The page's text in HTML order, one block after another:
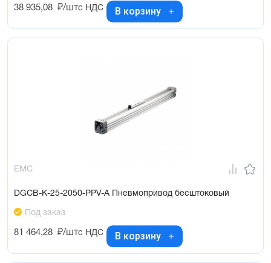
38 935,08 ₽/штс НДС В корзину
EMC
DGCB-K-25-2050-PPV-A Пневмопривод бесштоковый
Под заказ
81 464,28 ₽/штс НДС В корзину